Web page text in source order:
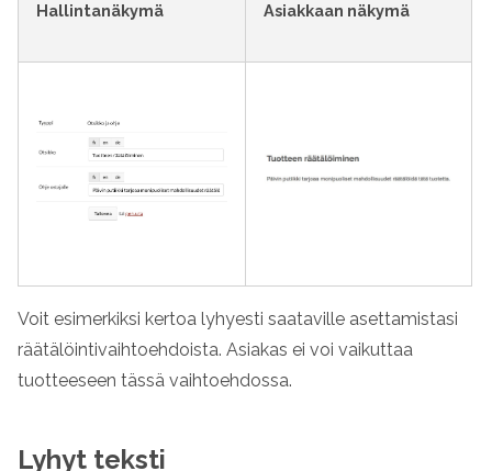
Hallintanäkymä Asiakkaan näkymä
Voit esimerkiksi kertoa lyhyesti saataville asettamistasi
räätälöintivaihtoehdoista. Asiakas ei voi vaikuttaa
tuotteeseen tässä vaihtoehdossa.
Lyhyt teksti